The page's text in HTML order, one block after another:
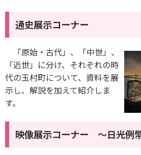
通史展示コーナー
「原始・古代」、「中世」、
「近世」に分け、それぞれの時
代の玉村町について、資料を展
示し、解説を加えて紹介しま
す。
映像展示コーナー ～日光例